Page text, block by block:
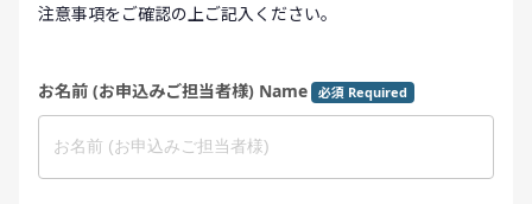
注意事項をご確認の上ご記入ください。
お名前 (お申込みご担当者様) Name 必須 Required